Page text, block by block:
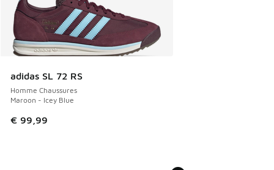
adidas SL 72 RS
Homme Chaussures
Maroon - Icey Blue
€ 99,99